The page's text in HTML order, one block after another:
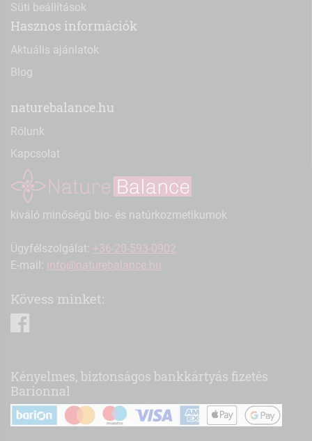
Süti beállítások
Hasznos információk
Aktuális ajánlatok
Blog
naturebalance.hu
Rólunk
Kapcsolat
kiváló minőségű bio- és natúrkozmetikumok
Ügyfélszolgálat: +36-20-593-0902
E-mail: info@naturebalance.hu
Kövess minket:
Kényelmes, biztonságos bankkártyás fizetés
Barionnal